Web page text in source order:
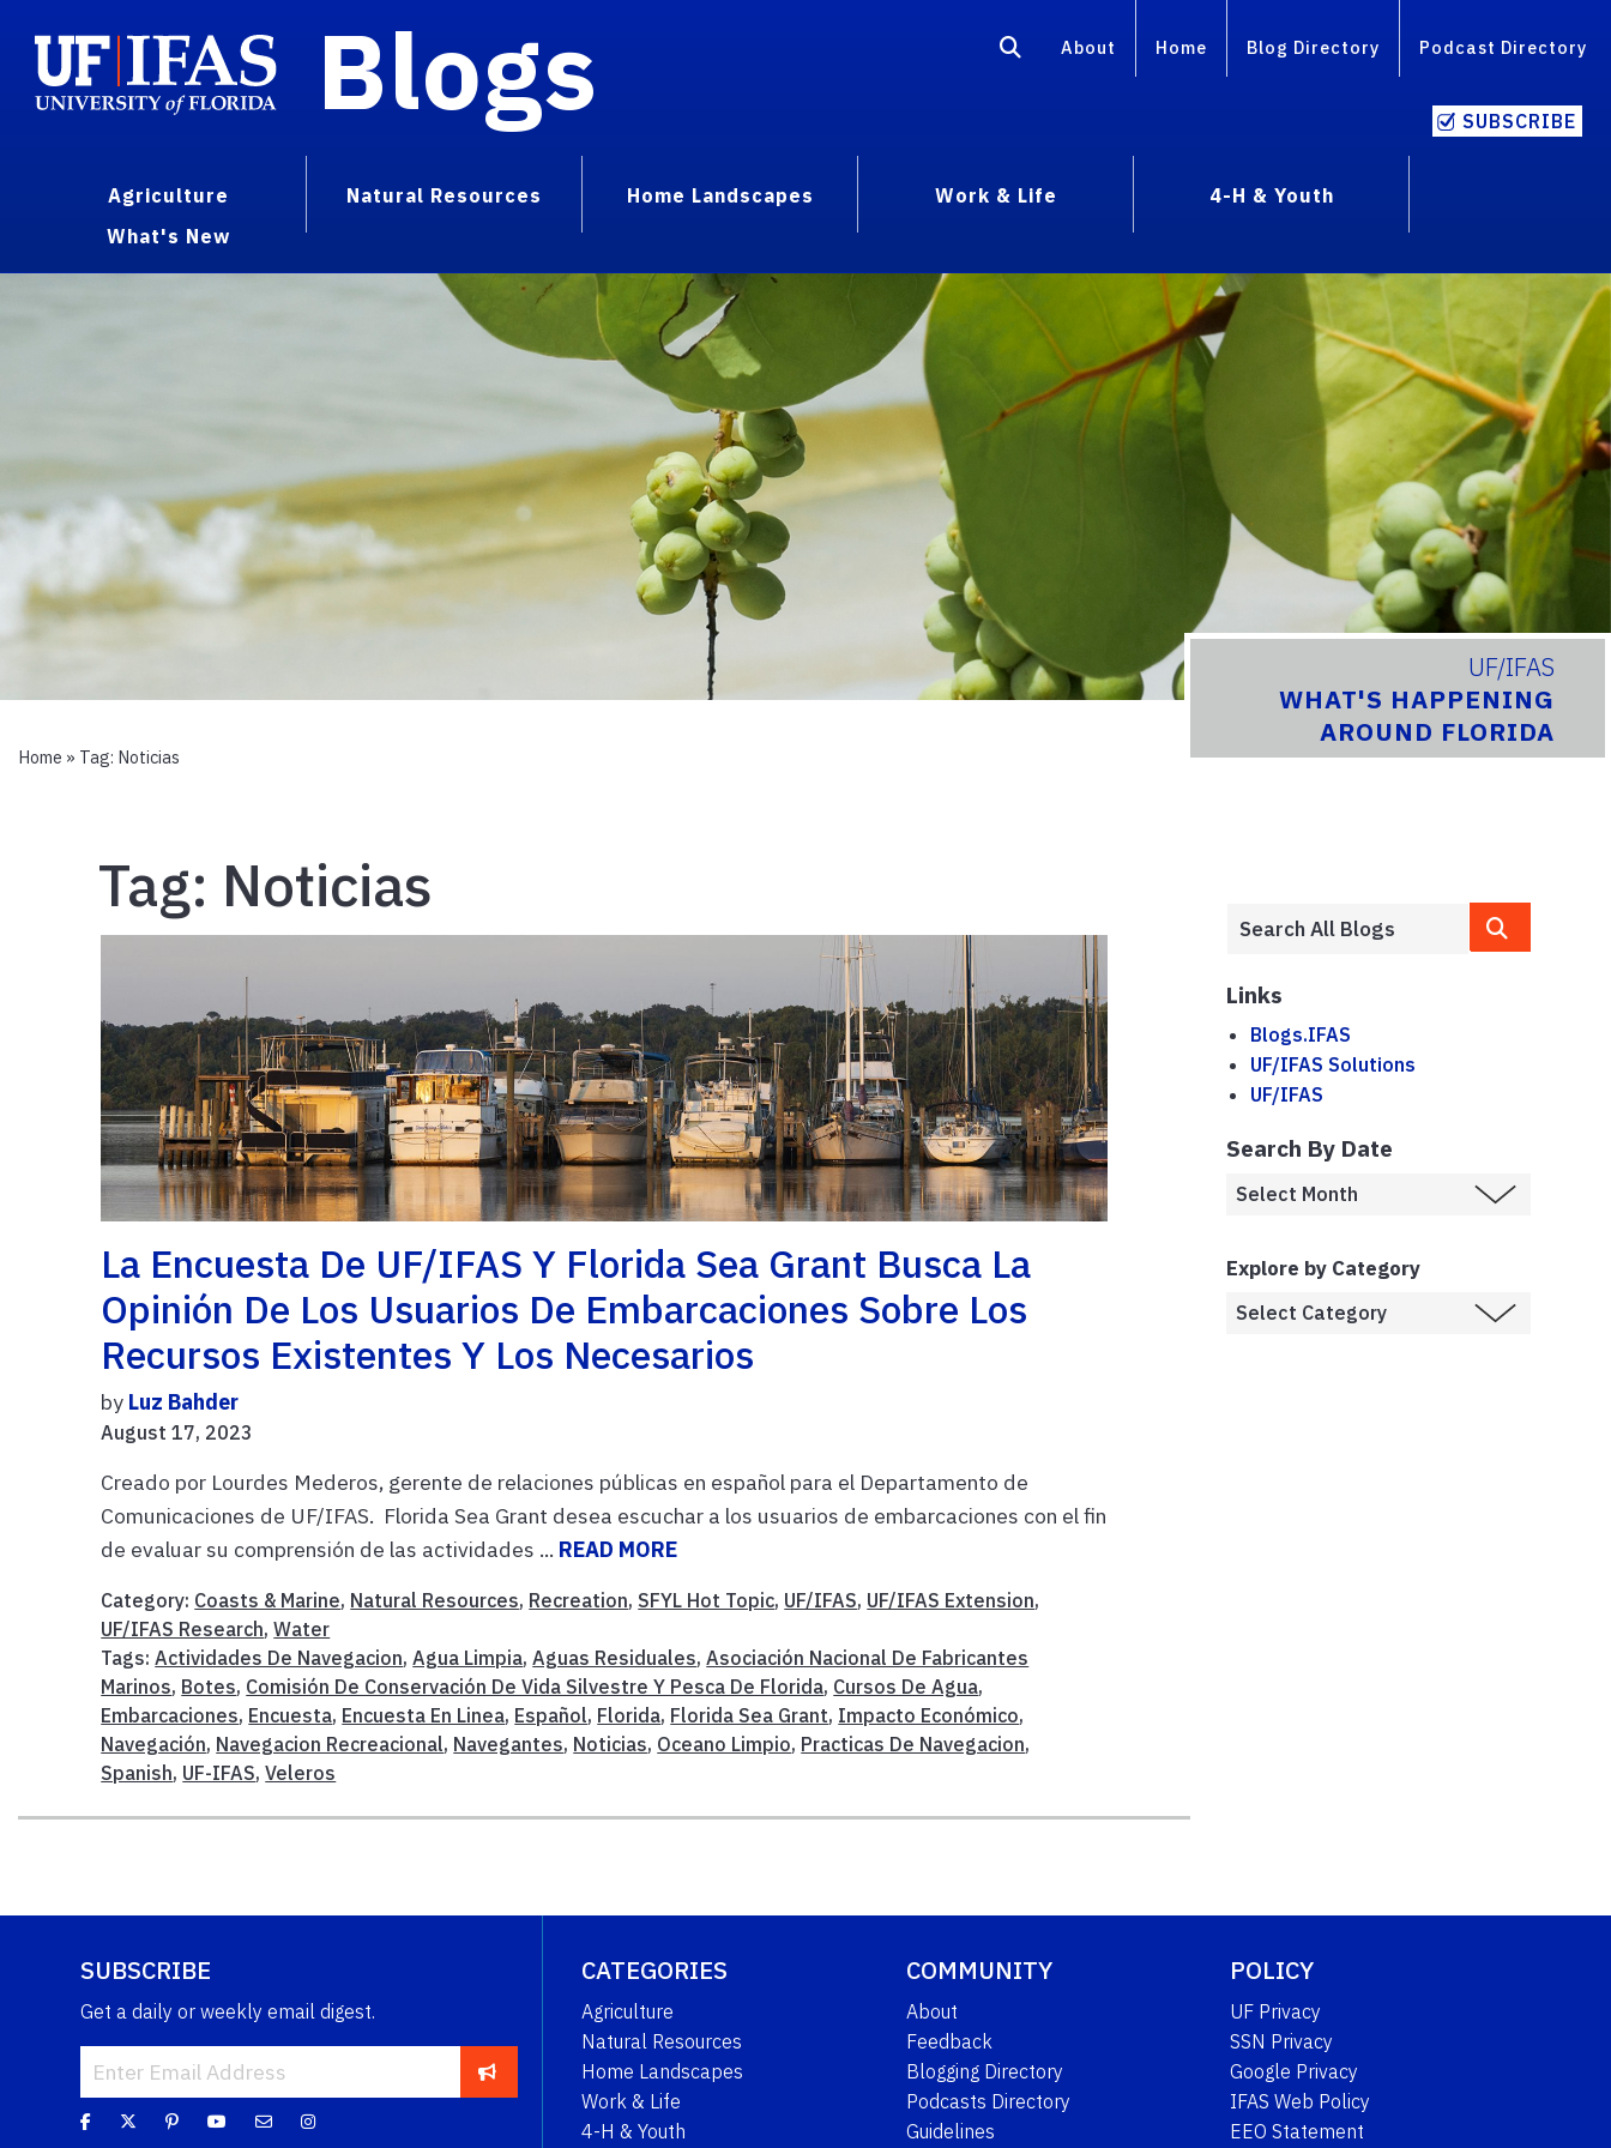
Blogs About Home Blog Directory Podcast Directory
SUBSCRIBE
Agriculture Natural Resources Home Landscapes Work & Life
4-H & Youth
What's New
UF/IFAS
WHAT'S HAPPENING
AROUND FLORIDA
Home » Tag: Noticias
Tag: Noticias
La Encuesta De UF/IFAS Y Florida Sea Grant Busca La
Opinión De Los Usuarios De Embarcaciones Sobre Los
Recursos Existentes Y Los Necesarios
by Luz Bahder
August 17, 2023
Creado por Lourdes Mederos, gerente de relaciones públicas en español para el Departamento de
Comunicaciones de UF/IFAS. Florida Sea Grant desea escuchar a los usuarios de embarcaciones con el fin
de evaluar su comprensión de las actividades ... READ MORE
Category: Coasts & Marine, Natural Resources, Recreation, SFYL Hot Topic, UF/IFAS, UF/IFAS Extension,
UF/IFAS Research,Water
Tags:Actividades De Navegacion,Agua Limpia,Aguas Residuales,Asociación Nacional De Fabricantes
Marinos, Botes, Comisión De Conservación De Vida Silvestre Y Pesca De Florida, Cursos De Agua,
Embarcaciones, Encuesta, Encuesta En Linea, Español, Florida, Florida Sea Grant, Impacto Económico,
Navegación, Navegacion Recreacional, Navegantes, Noticias, Oceano Limpio, Practicas De Navegacion,
Spanish, UF-IFAS,Veleros
Links
Blogs.IFAS
UF/IFAS Solutions
UF/IFAS
Search By Date
Explore by Category
SUBSCRIBE
Get a daily or weekly email digest.
CATEGORIES
Agriculture
Natural Resources
Home Landscapes
Work & Life
4-H & Youth
COMMUNITY
About
Feedback
Blogging Directory
Podcasts Directory
Guidelines
POLICY
UF Privacy
SSN Privacy
Google Privacy
IFAS Web Policy
EEO Statement